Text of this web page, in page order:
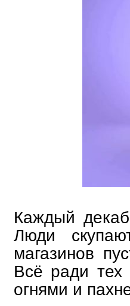
Каждый
Люди
магазинов
Всё ради тех
огнями и